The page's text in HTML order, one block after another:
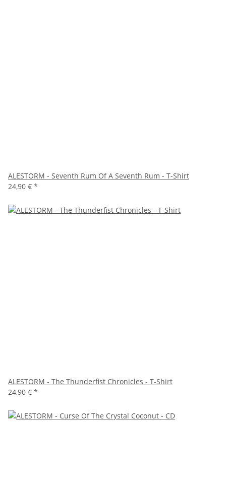
ALESTORM - Seventh Rum Of A Seventh Rum - T-Shirt
24,90 € *
ALESTORM - The Thunderfist Chronicles - T-Shirt
24,90 € *